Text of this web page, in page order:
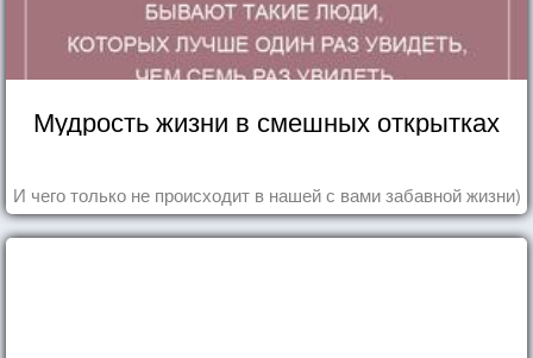
Мудрость жизни в смешных открытках
И чего только не происходит в нашей с вами забавной жизни)